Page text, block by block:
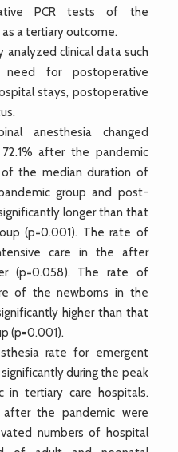
PCR tests of the
a tertiary outcome.
clinical data such
need for postoperative
stays, postoperative
anesthesia changed
after the pandemic
of the median duration of
group and post-
longer than that
(p=0.001). The rate of
care in the after
(p=0.058). The rate of
of the newborns in the
higher than that
(p=0.001).
rate for emergent
during the peak
in tertiary care hospitals.
the pandemic were
numbers of hospital